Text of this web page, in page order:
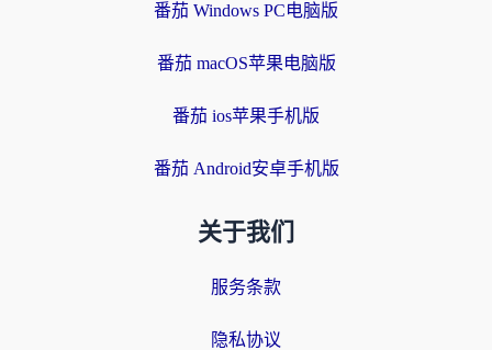
番茄 Windows PC电脑版
番茄 macOS苹果电脑版
番茄 ios苹果手机版
番茄 Android安卓手机版
关于我们
服务条款
隐私协议